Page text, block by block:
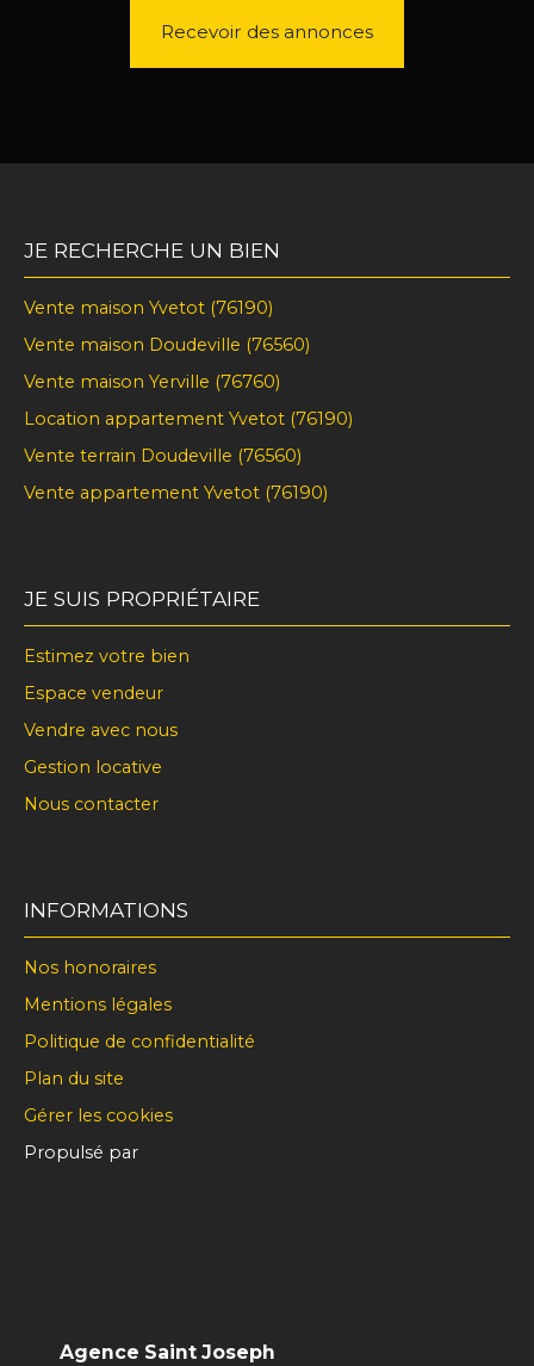
Recevoir des annonces
JE RECHERCHE UN BIEN
Vente maison Yvetot (76190)
Vente maison Doudeville (76560)
Vente maison Yerville (76760)
Location appartement Yvetot (76190)
Vente terrain Doudeville (76560)
Vente appartement Yvetot (76190)
JE SUIS PROPRIÉTAIRE
Estimez votre bien
Espace vendeur
Vendre avec nous
Gestion locative
Nous contacter
INFORMATIONS
Nos honoraires
Mentions légales
Politique de confidentialité
Plan du site
Gérer les cookies
Propulsé par
Agence Saint Joseph